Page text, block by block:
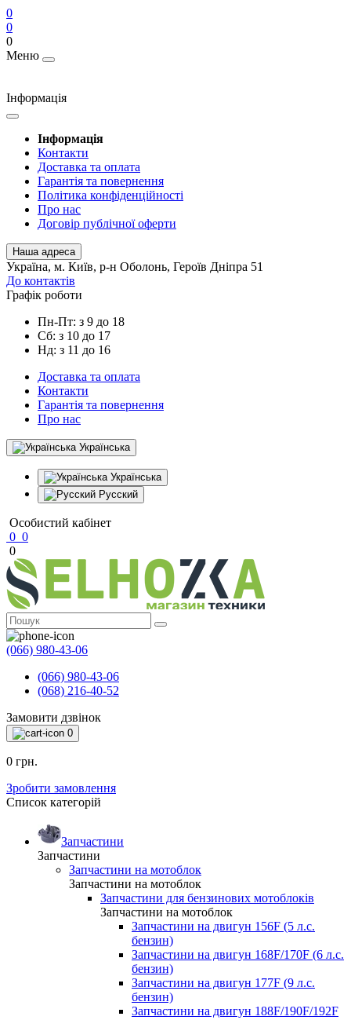
0
0
0
Меню
Інформація
Інформація
Контакти
Доставка та оплата
Гарантія та повернення
Політика конфіденційності
Про нас
Договір публічної оферти
Наша адреса
Українa, м. Київ, р-н Оболонь, Героїв Дніпра 51
До контактів
Графік роботи
Пн-Пт: з 9 до 18
Сб: з 10 до 17
Нд: з 11 до 16
Доставка та оплата
Контакти
Гарантія та повернення
Про нас
Українська
Українська
Русский
Особистий кабінет
0 0
0
(066) 980-43-06
(066) 980-43-06
(068) 216-40-52
Замовити дзвінок
0
0 грн.
Зробити замовлення
Список категорій
Запчастини
Запчастини
Запчастини на мотоблок
Запчастини на мотоблок
Запчастини для бензинових мотоблоків
Запчастини на мотоблок
Запчастини на двигун 156F (5 л.с.
бензин)
Запчастини на двигун 168F/170F (6 л.с.
бензин)
Запчастини на двигун 177F (9 л.с.
бензин)
Запчастини на двигун 188F/190F/192F